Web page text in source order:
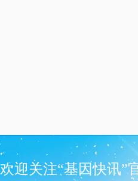
欢迎关注“基因快讯”